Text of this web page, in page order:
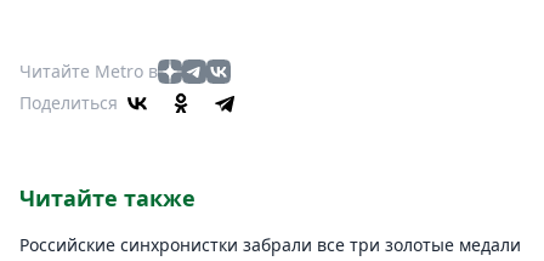
Читайте Metro в
Поделиться
Читайте также
Российские синхронистки забрали все три золотые медали